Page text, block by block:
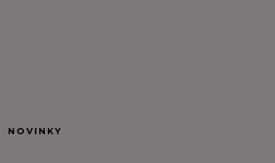
NOVINKY